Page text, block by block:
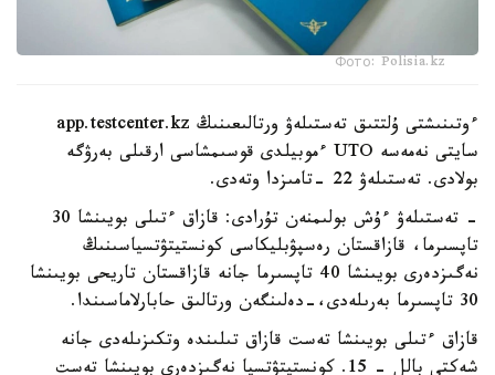
Фото: Polisia.kz
ءوتىنىشتى ۇلتتىق تەستىلەۋ ورتالىعىنىڭ app.testcenter.kz
سايتى نەمەسە UTO ءموبيلدى قوسىمشاسى ارقىلى بەرۋگە
بولادى. تەستىلەۋ 22 -تامىزدا وتەدى.
- تەستىلەۋ ءۇش بولىمنەن تۇرادى: قازاق ءتىلى بويىنشا 30
تاپسىرما، قازاقستان رەسپۋبليكاسى كونستيتۋتسياسىنىڭ
نەگىزدەرى بويىنشا 40 تاپسىرما جانە قازاقستان تاريحى بويىنشا
30 تاپسىرما بەرىلەدى،-دەلىنگەن ورتالىق حابارلاماسىندا.
قازاق ءتىلى بويىنشا تەست قازاق تىلىندە وتكىزىلەدى جانە
شەكتى بالل - 15. كونستيتۋتسيا نەگىزدەرى بويىنشا تەست